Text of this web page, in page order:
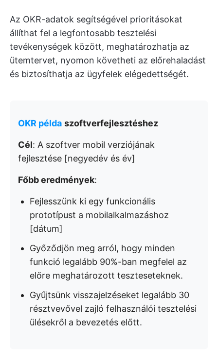
Az OKR-adatok segítségével prioritásokat
állíthat fel a legfontosabb tesztelési
tevékenységek között, meghatározhatja az
ütemtervet, nyomon követheti az előrehaladást
és biztosíthatja az ügyfelek elégedettségét.
OKR példa szoftverfejlesztéshez
Cél: A szoftver mobil verziójának
fejlesztése [negyedév és év]
Főbb eredmények:
Fejlesszünk ki egy funkcionális
prototípust a mobilalkalmazáshoz
[dátum]
Győződjön meg arról, hogy minden
funkció legalább 90%-ban megfelel az
előre meghatározott teszteseteknek.
Gyűjtsünk visszajelzéseket legalább 30
résztvevővel zajló felhasználói tesztelési
ülésekről a bevezetés előtt.